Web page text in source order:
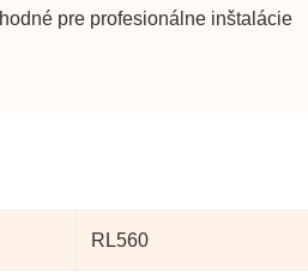
pre profesionálne inštalácie
RL560